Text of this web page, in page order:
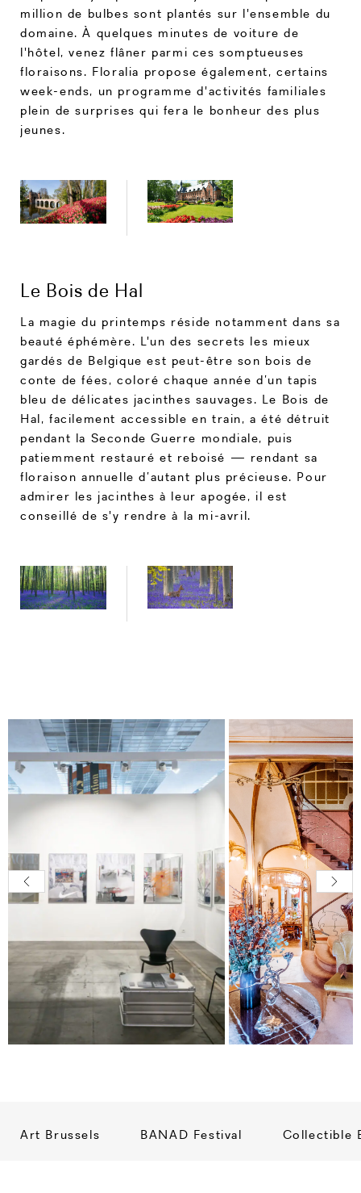
million de bulbes sont plantés sur l'ensemble du
domaine. À quelques minutes de voiture de
l'hôtel, venez flâner parmi ces somptueuses
floraisons. Floralia propose également, certains
week-ends, un programme d'activités familiales
plein de surprises qui fera le bonheur des plus
jeunes.
Le Bois de Hal
La magie du printemps réside notamment dans sa
beauté éphémère. L'un des secrets les mieux
gardés de Belgique est peut-être son bois de
conte de fées, coloré chaque année d’un tapis
bleu de délicates jacinthes sauvages. Le Bois de
Hal, facilement accessible en train, a été détruit
pendant la Seconde Guerre mondiale, puis
patiemment restauré et reboisé — rendant sa
floraison annuelle d’autant plus précieuse. Pour
admirer les jacinthes à leur apogée, il est
conseillé de s'y rendre à la mi-avril.
Art Brussels BANAD Festival Collectible